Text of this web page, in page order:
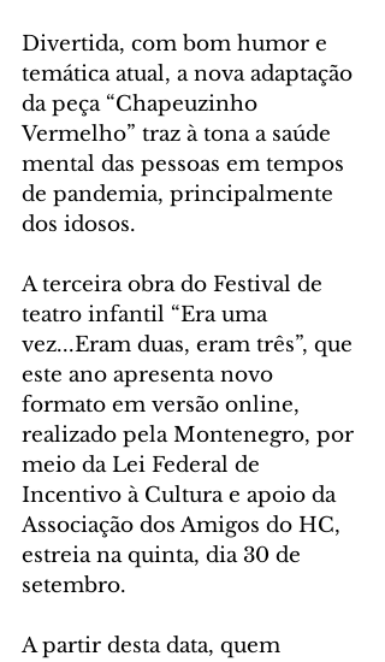
Divertida, com bom humor e
temática atual, a nova adaptação
da peça “Chapeuzinho
Vermelho” traz à tona a saúde
mental das pessoas em tempos
de pandemia, principalmente
dos idosos.
A terceira obra do Festival de
teatro infantil “Era uma
vez...Eram duas, eram três”, que
este ano apresenta novo
formato em versão online,
realizado pela Montenegro, por
meio da Lei Federal de
Incentivo à Cultura e apoio da
Associação dos Amigos do HC,
estreia na quinta, dia 30 de
setembro.
A partir desta data, quem